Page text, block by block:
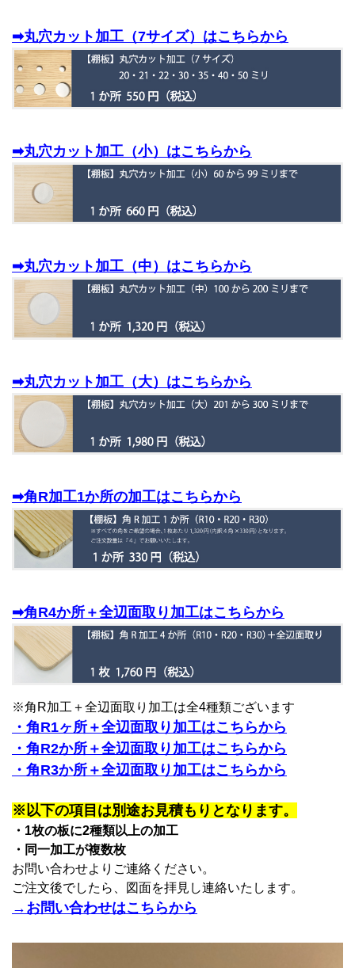
➡丸穴カット加工（7サイズ）はこちらから
➡丸穴カット加工（小）はこちらから
➡丸穴カット加工（中）はこちらから
➡丸穴カット加工（大）はこちらから
➡角R加工1か所の加工はこちらから
➡角R4か所＋全辺面取り加工はこちらから
※角R加工＋全辺面取り加工は全4種類ございます
・角R1ヶ所＋全辺面取り加工はこちらから
・角R2か所＋全辺面取り加工はこちらから
・角R3か所＋全辺面取り加工はこちらから
※以下の項目は別途お見積もりとなります。
・1枚の板に2種類以上の加工
・同一加工が複数枚
お問い合わせよりご連絡ください。
ご注文後でしたら、図面を拝見し連絡いたします。
→お問い合わせはこちらから